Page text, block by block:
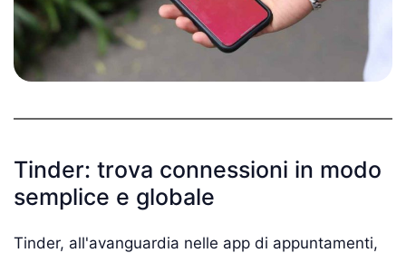
Tinder: trova connessioni in modo
semplice e globale
Tinder, all'avanguardia nelle app di appuntamenti,